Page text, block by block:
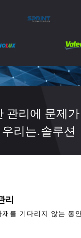
관리에 문제
우리는.솔루션
리
재를 기다리지 않는 동